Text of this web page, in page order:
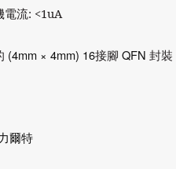
電流: <1uA
(4mm× 4mm) 16接腳 QFN 封裝
爾特